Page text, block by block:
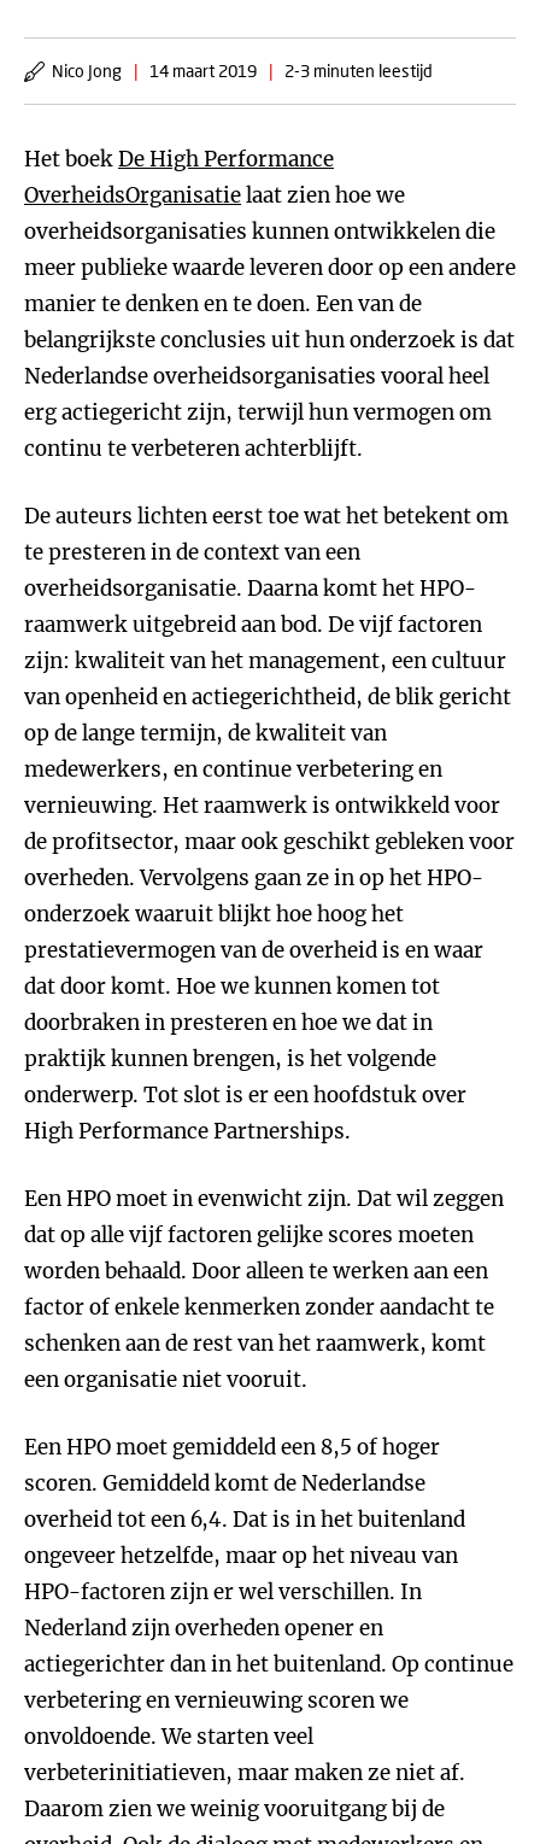
Nico Jong | 14 maart 2019 | 2-3 minuten leestijd
Het boekDe High Performance
OverheidsOrganisatielaat zien hoe we
overheidsorganisaties kunnen ontwikkelen die
meer publieke waarde leveren door op een andere
manier te denken en te doen. Een van de
belangrijkste conclusies uit hun onderzoek is dat
Nederlandse overheidsorganisaties vooral heel
erg actiegericht zijn, terwijl hun vermogen om
continu te verbeteren achterblijft.
De auteurs lichten eerst toe wat het betekent om
te presteren in de context van een
overheidsorganisatie. Daarna komt het HPO-
raamwerk uitgebreid aan bod. De vijf factoren
zijn: kwaliteit van het management, een cultuur
van openheid en actiegerichtheid, de blik gericht
op de lange termijn, de kwaliteit van
medewerkers, en continue verbetering en
vernieuwing. Het raamwerk is ontwikkeld voor
de profitsector, maar ook geschikt gebleken voor
overheden. Vervolgens gaan ze in op het HPO-
onderzoek waaruit blijkt hoe hoog het
prestatievermogen van de overheid is en waar
dat door komt. Hoe we kunnen komen tot
doorbraken in presteren en hoe we dat in
praktijk kunnen brengen, is het volgende
onderwerp. Tot slot is er een hoofdstuk over
High Performance Partnerships.
Een HPO moet in evenwicht zijn. Dat wil zeggen
dat op alle vijf factoren gelijke scores moeten
worden behaald. Door alleen te werken aan een
factor of enkele kenmerken zonder aandacht te
schenken aan de rest van het raamwerk, komt
een organisatie niet vooruit.
Een HPO moet gemiddeld een 8,5 of hoger
scoren. Gemiddeld komt de Nederlandse
overheid tot een 6,4. Dat is in het buitenland
ongeveer hetzelfde, maar op het niveau van
HPO-factoren zijn er wel verschillen. In
Nederland zijn overheden opener en
actiegerichter dan in het buitenland. Op continue
verbetering en vernieuwing scoren we
onvoldoende. We starten veel
verbeterinitiatieven, maar maken ze niet af.
Daarom zien we weinig vooruitgang bij de